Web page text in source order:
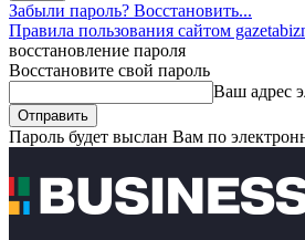
Забыли пароль? Восстановить...
Правила пользования сайтом
восстановление пароля
Восстановите свой пароль
Ваш адрес
Пароль будет выслан Вам по